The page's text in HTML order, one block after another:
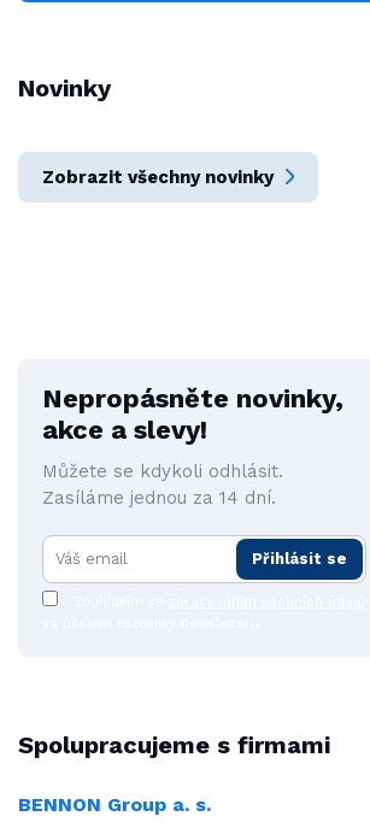
Novinky
Zobrazit všechny novinky
Nepropásněte novinky,
akce a slevy!
Můžete se kdykoli odhlásit.
Zasíláme jednou za 14 dní.
Přihlásit se
Spolupracujeme s firmami
BENNON Group a. s.